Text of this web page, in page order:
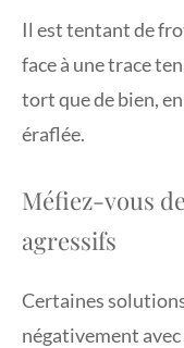
Il est tentant de
face à une trace
tort que de bien,
éraflée.
Méfiez-vous
agressifs
Certaines
négativement